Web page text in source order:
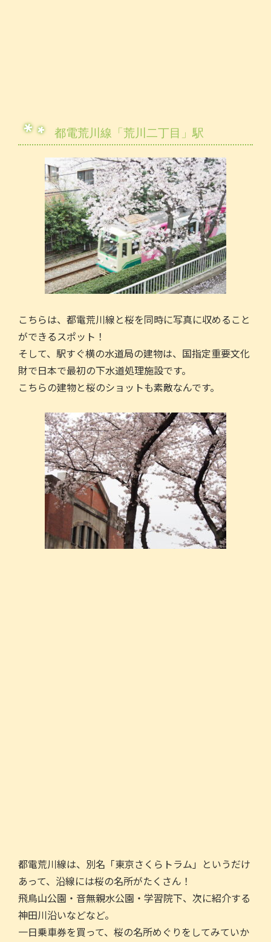
都電荒川線「荒川二丁目」駅
こちらは、都電荒川線と桜を同時に写真に収めること
ができるスポット！
そして、駅すぐ横の水道局の建物は、国指定重要文化
財で日本で最初の下水道処理施設です。
こちらの建物と桜のショットも素敵なんです。
都電荒川線は、別名「東京さくらトラム」というだけ
あって、沿線には桜の名所がたくさん！
飛鳥山公園・音無親水公園・学習院下、次に紹介する
神田川沿いなどなど。
一日乗車券を買って、桜の名所めぐりをしてみていか